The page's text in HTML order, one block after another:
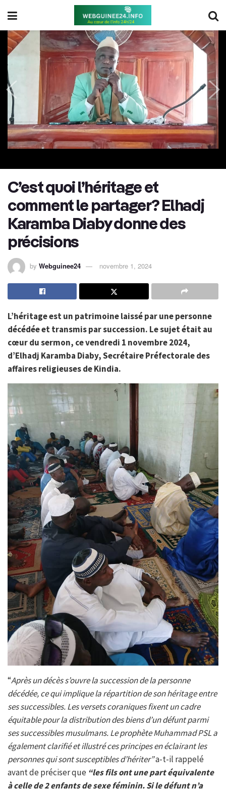
C’est quoi l’héritage et
comment le partager? Elhadj
Karamba Diaby donne des
précisions
by Webguinee24 novembre 1, 2024
L’héritage est un patrimoine laissé par une personne
décédée et transmis par succession. Le sujet était au
cœur du sermon, ce vendredi 1 novembre 2024,
d’Elhadj Karamba Diaby, Secrétaire Préfectorale des
affaires religieuses de Kindia.
“Après un décès s’ouvre la succession de la personne
décédée, ce qui implique la répartition de son héritage entre
ses successibles. Les versets coraniques fixentun cadre
équitable pour la distribution des biensd’un défunt parmi
ses successibles musulmans. Le prophète Muhammad PSL a
également clarifié et illustré ces principes en éclairant les
personnes qui sont susceptibles d’hériter”a-t-il rappelé
avant de préciser que “les fils ont une part équivalente
à celle de 2 enfants de sexe féminin. Si le défunt n’a